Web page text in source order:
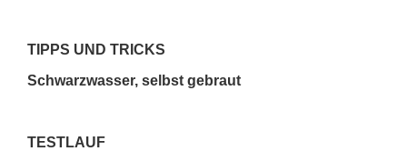
TIPPS UND TRICKS
Schwarzwasser, selbst gebraut
TESTLAUF